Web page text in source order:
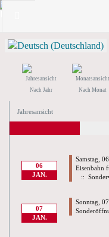
Nach Jahr Nach Monat
Jahresansicht
06
JAN.
Samstag,
Eisenbahn
::
07
JAN.
Sonntag,